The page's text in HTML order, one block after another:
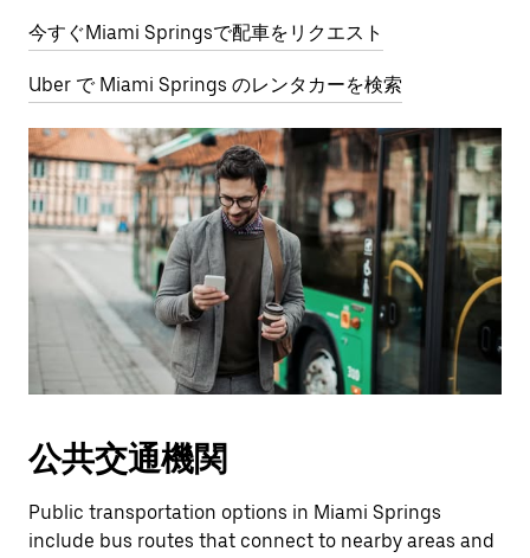
今すぐMiami Springsで配車をリクエスト
Uber で Miami Springs のレンタカーを検索
公共交通機関
Public transportation options in Miami Springs
include bus routes that connect to nearby areas and